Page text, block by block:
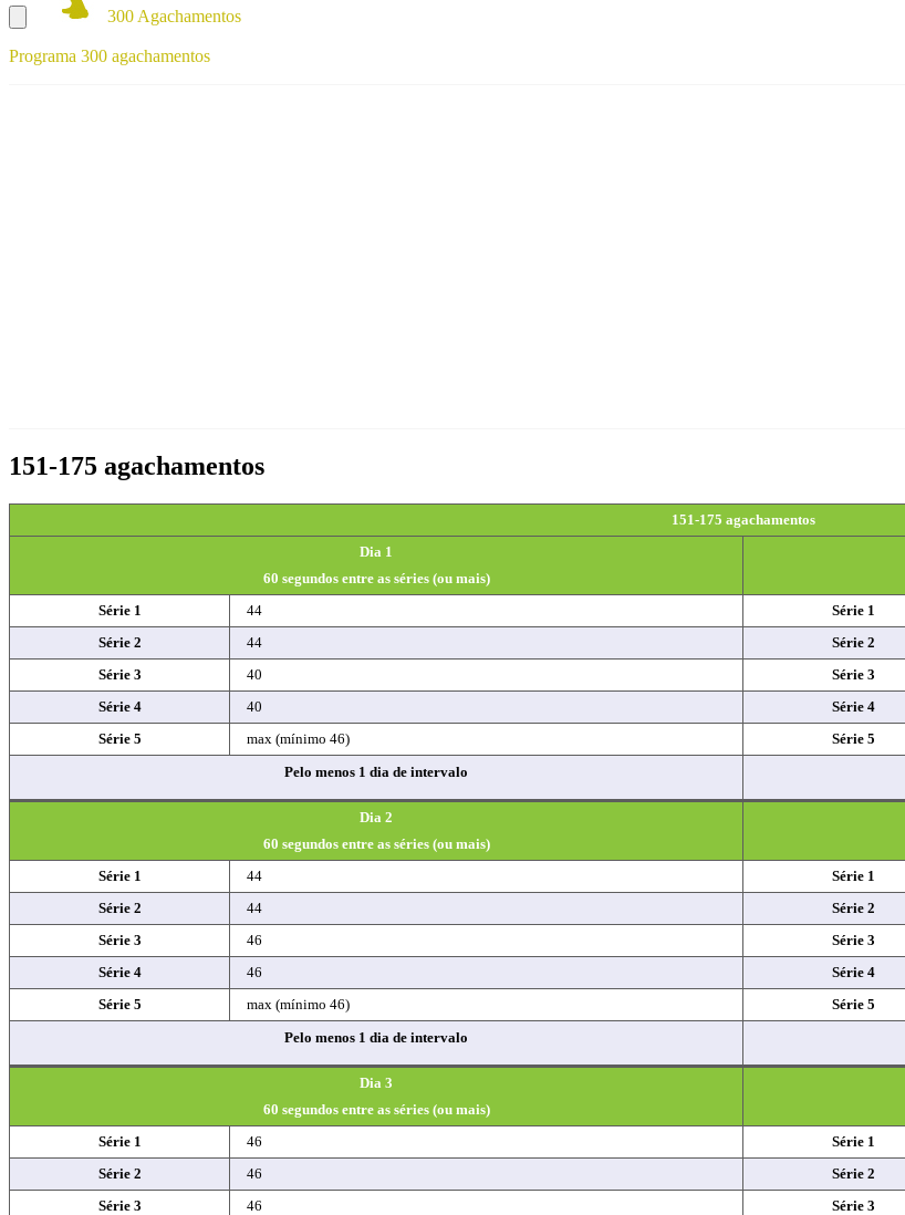
300 Agachamentos
Programa 300 agachamentos
151-175 agachamentos
151-175 agachamentos
Dia 1
60 segundos entre as séries (ou mais)
Série 1 44 Série 1
Série 2 44 Série 2
Série 3 40 Série 3
Série 4 40 Série 4
Série 5 max (mínimo 46) Série 5
Pelo menos 1 dia de intervalo
Dia 2
60 segundos entre as séries (ou mais)
Série 1 44 Série 1
Série 2 44 Série 2
Série 3 46 Série 3
Série 4 46 Série 4
Série 5 max (mínimo 46) Série 5
Pelo menos 1 dia de intervalo
Dia 3
60 segundos entre as séries (ou mais)
Série 1 46 Série 1
Série 2 46 Série 2
Série 3 46 Série 3